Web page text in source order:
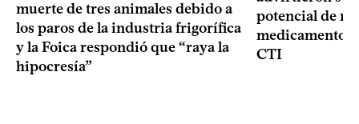
muerte de tres animales debido a
los paros de la industria frigorífica
y la Foica respondió que “raya la
hipocresía”
potencial de
medicamentos
CTI